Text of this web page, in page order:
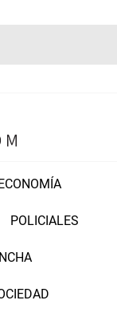
ECONOMÍA
POLICIALES